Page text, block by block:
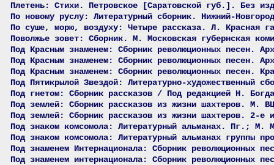
Плетень: Стихи. Петровское [Саратовской губ.]. Без
По новому руслу: Литературный сборник. Нижний-
По суше, морю, воздуху: Четыре рассказа. Л. Красная
Поволжье зовет: Сборник. М. Московская губернская
Под Красным знаменем: Сборник революционных песен.
Под Красным знаменем: Сборник революционных песен.
Под Красным знаменем: Сборник революционных песен.
Под Пятикрылой Звездой: Литературно-художественный
Под гнетом: Сборник рассказов / Под редакцией Н.
Под землей: Сборник рассказов из жизни шахтеров. М.
Под землей: Сборник рассказов из жизни шахтеров. 2-е
Под знаком комсомола: Литературный альманах. Пг.; М.
Под знаком комсомола: Литературный альманах группы
Под знаменем Интернационала: Сборник революционных
Под знаменем интернационала: Сборник революционных